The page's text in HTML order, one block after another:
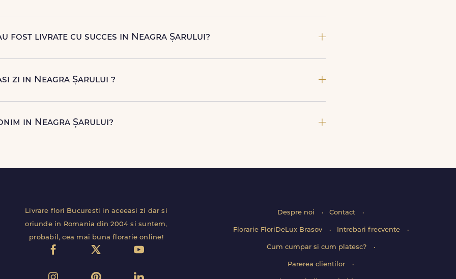
fost livrate cu succes in Neagra Șarului?
zi in Neagra Șarului ?
in Neagra Șarului?
Livrare flori Bucuresti in aceeasi zi dar si
oriunde in Romania din 2004 si suntem,
probabil, cea mai buna florarie online!
Despre noi Contact
Florarie FloriDeLux Brasov Intrebari frecvente
Cum cumpar si cum platesc?
Parerea clientilor